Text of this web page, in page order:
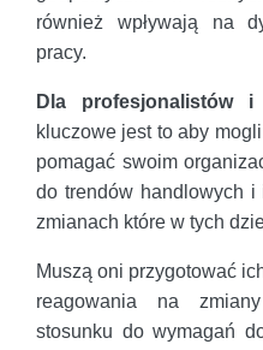
również wpływają na
pracy.
Dla profesjonalistów i
kluczowe jest to aby
pomagać swoim
do trendów handlowych
zmianach które w tych
Muszą oni przygotować
reagowania na
stosunku do wymagań